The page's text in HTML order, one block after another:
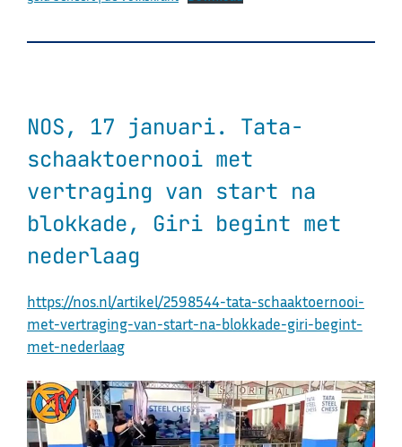
NOS, 17 januari. Tata-
schaaktoernooi met
vertraging van start na
blokkade, Giri begint met
nederlaag
https://nos.nl/artikel/2598544-tata-schaaktoernooi-
met-vertraging-van-start-na-blokkade-giri-begint-
met-nederlaag